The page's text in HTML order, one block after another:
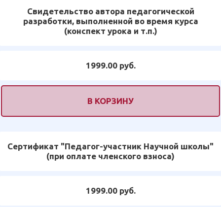
Свидетельство автора педагогической
разработки, выполненной во время курса
(конспект урока и т.п.)
1999.00 руб.
В КОРЗИНУ
Сертификат "Педагог-участник Научной школы"
(при оплате членского взноса)
1999.00 руб.